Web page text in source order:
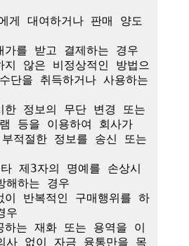
게 대여하거나 판매 양도
를 받고 결제하는 경우
않은 비정상적인 방법으
단을 취득하거나 사용하는
정보의 무단 변경 또는
등을 이용하여 회사가
적절한 정보를 송신 또는
제3자의 명예를 손상시
해하는 경우
반복적인 구매행위를 하
우
는 재화 또는 용역을 이
사 없이 자금 융통만을 목